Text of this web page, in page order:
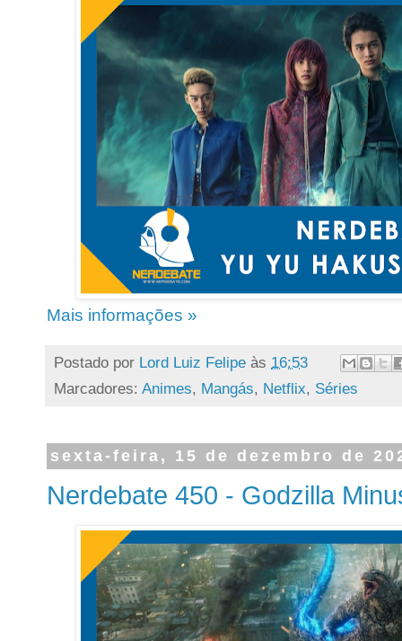
Mais informações »
Postado por Lord Luiz Felipe às 16:53
Marcadores: Animes, Mangás, Netflix, Séries
sexta-feira, 15 de dezembro de
Nerdebate 450 - Godzilla